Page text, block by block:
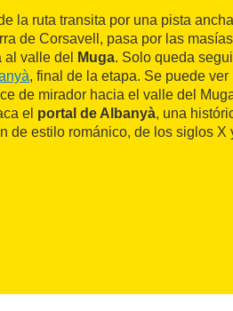
la ruta transita por una pista
de Corsavell, pasa por las
al valle del
Muga. Solo queda
, final de la etapa. Se puede ver
de mirador hacia el valle del
el portal de Albanyà, una
de estilo románico, de los siglos X